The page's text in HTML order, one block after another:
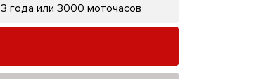
3 года или 3000 моточасов